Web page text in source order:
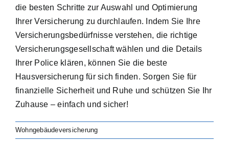
die besten Schritte zur Auswahl und Optimierung
Ihrer Versicherung zu durchlaufen. Indem Sie Ihre
Versicherungsbedürfnisse verstehen, die richtige
Versicherungsgesellschaft wählen und die Details
Ihrer Police klären, können Sie die beste
Hausversicherung für sich finden. Sorgen Sie für
finanzielle Sicherheit und Ruhe und schützen Sie Ihr
Zuhause – einfach und sicher!
Wohngebäudeversicherung